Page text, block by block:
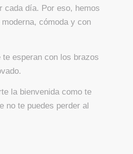
cada día. Por eso, hemos
cómoda y con
esperan con los brazos
la bienvenida como te
no te puedes perder al